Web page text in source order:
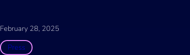
February 28, 2025
Press